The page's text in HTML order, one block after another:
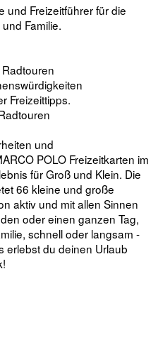
und Freizeitführer für die
Familie.
Freizeittipps.
und
POLO Freizeitkarten im
für Groß und Klein. Die
66 kleine und große
aktiv und mit allen Sinnen
oder einen ganzen Tag,
schnell oder langsam -
erlebst du deinen Urlaub